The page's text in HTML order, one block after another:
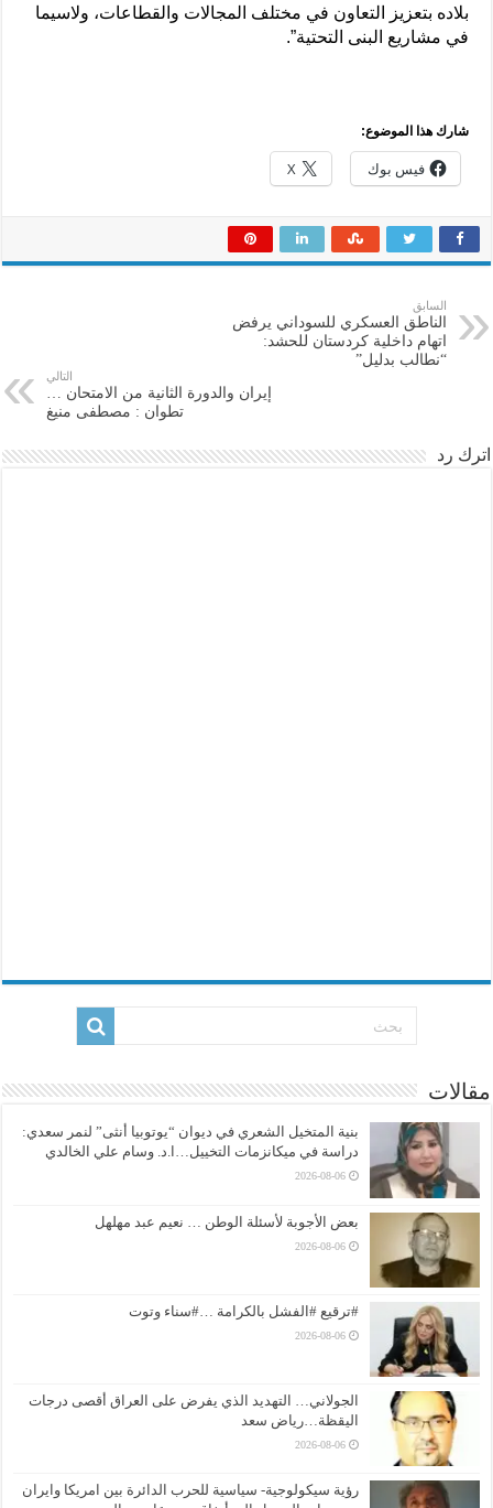
بلاده بتعزيز التعاون في مختلف المجالات والقطاعات، ولاسيما
في مشاريع البنى التحتية”.
شارك هذا الموضوع:
فيس بوك X
السابق
الناطق العسكري للسوداني يرفض
اتهام داخلية كردستان للحشد:
“نطالب بدليل”
التالي
إيران والدورة الثانية من الامتحان …
تطوان : مصطفى منيغ
اترك رد
مقالات
بنية المتخيل الشعري في ديوان “يوتوبيا أنثى” لنمر سعدي:
دراسة في ميكانزمات التخييل…ا.د. وسام علي الخالدي
2026-08-06
بعض الأجوبة لأسئلة الوطن … نعيم عبد مهلهل
2026-08-06
#ترقيع #الفشل بالكرامة …#سناء وتوت
2026-08-06
الجولاني… التهديد الذي يفرض على العراق أقصى درجات
اليقظة…رياض سعد
2026-08-06
رؤية سيكولوجية- سياسية للحرب الدائرة بين امريكا وايران